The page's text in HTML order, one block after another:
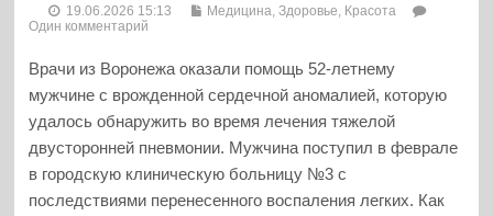
19.06.2026 15:13
Медицина, Здоровье, Красота
Один комментарий
Врачи из Воронежа оказали помощь 52-летнему
мужчине с врожденной сердечной аномалией, которую
удалось обнаружить во время лечения тяжелой
двусторонней пневмонии. Мужчина поступил в феврале
в городскую клиническую больницу №3 с
последствиями перенесенного воспаления легких. Как